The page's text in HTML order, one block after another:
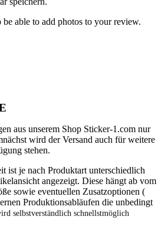
able to add photos to your review.
aus unserem Shop Sticker-1.com nur
wird der Versand auch für weitere
stehen.
ist je nach Produktart unterschiedlich
angezeigt. Diese hängt ab vom
sowie eventuellen Zusatzoptionen (
Produktionsabläufen die unbedingt
selbstverständlich schnellstmöglich